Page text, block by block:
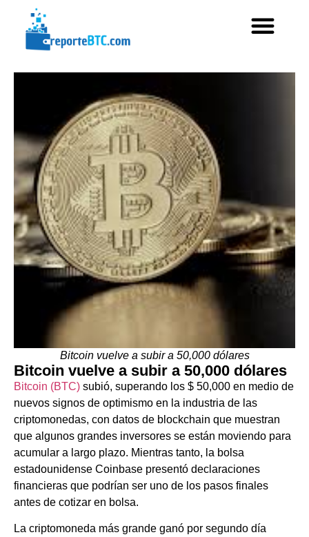
Bitcoin vuelve a subir a 50,000 dólares
Bitcoin vuelve a subir a 50,000 dólares
Bitcoin (BTC) subió, superando los $ 50,000 en medio de
nuevos signos de optimismo en la industria de las
criptomonedas, con datos de blockchain que muestran
que algunos grandes inversores se están moviendo para
acumular a largo plazo. Mientras tanto, la bolsa
estadounidense Coinbase presentó declaraciones
financieras que podrían ser uno de los pasos finales
antes de cotizar en bolsa.
La criptomoneda más grande ganó por segundo día